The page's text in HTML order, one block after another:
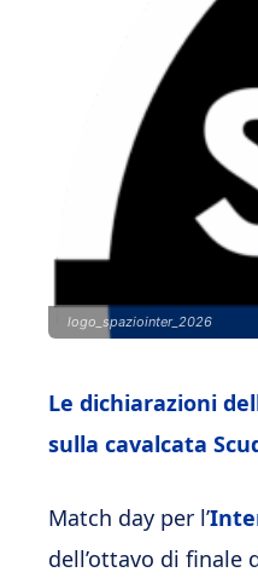
logo_spaziointer_2026
Le dichiarazioni
sulla cavalcata
Match day per l’
dell’ottavo di finale